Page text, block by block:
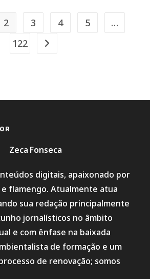
URGENTE
NAS
PEDIÁTRICAS
2 3 4 5
…
122
Ir para a próxima página
Zeca Fonseca
digitais, apaixonado por
e flamengo. Atualmente atua
sua redação principalmente
jornalísticos no âmbito
e com ênfase na baixada
de formação e um
de renovação; somos